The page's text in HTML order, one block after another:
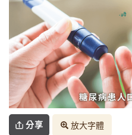
分享 放大字體